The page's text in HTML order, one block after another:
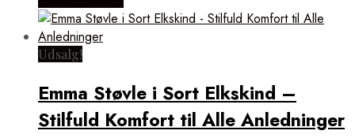
Udsalg!
Emma Støvle i Sort Elkskind –
Stilfuld Komfort til Alle Anledninger